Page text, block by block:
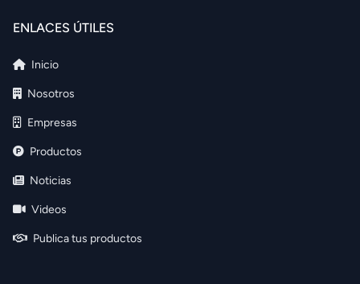
ENLACES ÚTILES
Inicio
Nosotros
Empresas
Productos
Noticias
Videos
Publica tus productos